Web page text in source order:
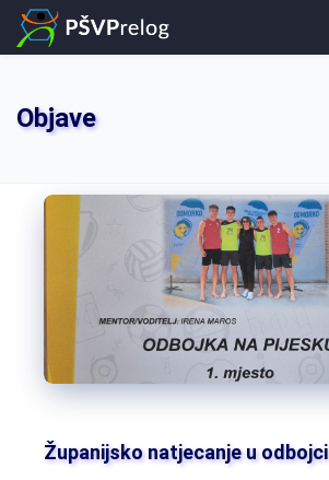
Objave
Županijsko natjecanje u